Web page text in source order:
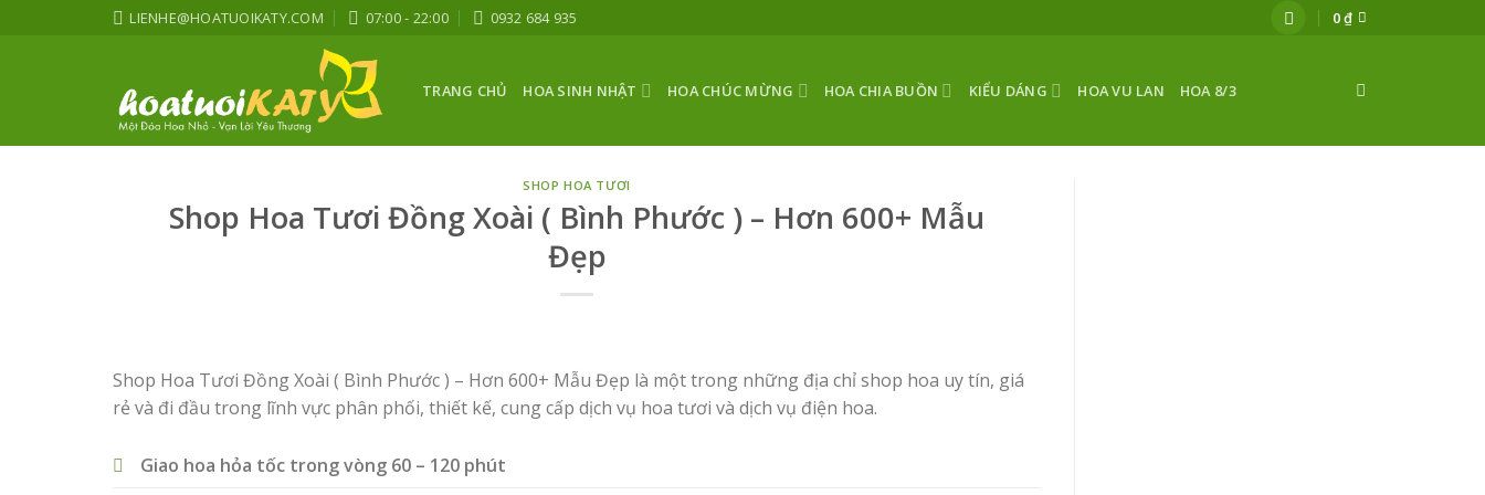
LIENHE@HOATUOIKATY.COM 07:00 - 22:00 0932 684 935 0₫
TRANG CHỦ HOA SINH NHẬT HOA CHÚC MỪNG HOA CHIA BUỒN KIỂU DÁNG HOA VU LAN HOA 8/3
SHOP HOA TƯƠI
Shop Hoa Tươi Đồng Xoài ( Bình Phước ) – Hơn 600+ Mẫu
Đẹp
Shop Hoa Tươi Đồng Xoài ( Bình Phước ) – Hơn 600+ Mẫu Đẹp là một trong những địa chỉ shop hoa uy tín, giá
rẻ và đi đầu trong lĩnh vực phân phối, thiết kế, cung cấp dịch vụ hoa tươi và dịch vụ điện hoa.
Giao hoa hỏa tốc trong vòng 60 – 120 phút